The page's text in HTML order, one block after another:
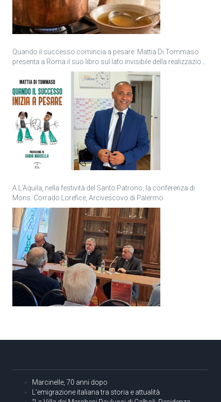
Quando il successo comincia a pesare: Mattia Di Tommaso
presenta a Roma il suo libro sul lato invisibile della realizzazione
A L’Aquila, nella festività del Santo Patrono, la conferenza di
Mons. Corrado Lorefice, Arcivescovo di Palermo
Marcinelle, 70 anni dopo
L’emigrazione italiana tra storia e attualità